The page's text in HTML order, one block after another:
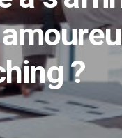
?